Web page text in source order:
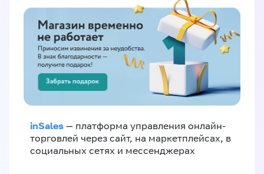
inSales — платформа управления онлайн-
торговлей через сайт, на маркетплейсах, в
социальных сетях и мессенджерах